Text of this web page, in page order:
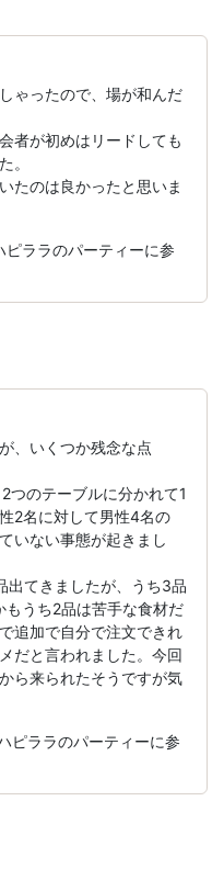
ゃったので、場が和んだ
者が初めはリードしても
。
たのは良かったと思いま
ララのパーティーに参
、いくつか残念な点
つのテーブルに分かれて1
2名に対して男性4名の
いない事態が起きまし
出てきましたが、うち3品
もうち2品は苦手な食材だ
追加で自分で注文できれ
だと言われました。今回
ら来られたそうですが気
ララのパーティーに参